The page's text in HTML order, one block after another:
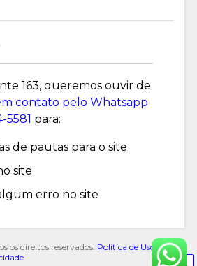
163, queremos ouvir de
contato pelo Whatsapp
5581 para:
de pautas para o site
site
erro no site
os direitos reservados. Política de Uso de